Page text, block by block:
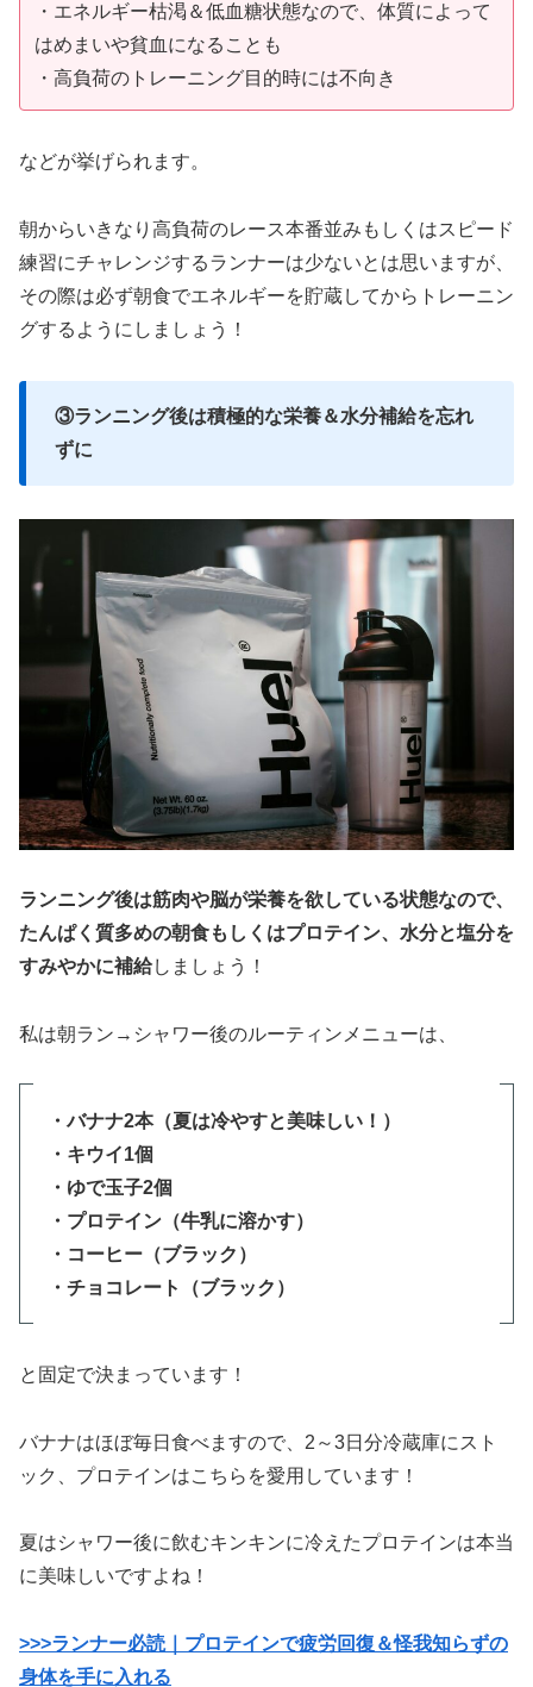
・エネルギー枯渇＆低血糖状態なので、体質によって
はめまいや貧血になることも
・高負荷のトレーニング目的時には不向き
などが挙げられます。
朝からいきなり高負荷のレース本番並みもしくはスピード
練習にチャレンジするランナーは少ないとは思いますが、
その際は必ず朝食でエネルギーを貯蔵してからトレーニン
グするようにしましょう！
③ランニング後は積極的な栄養＆水分補給を忘れ
ずに
ランニング後は筋肉や脳が栄養を欲している状態なので、
たんぱく質多めの朝食もしくはプロテイン、水分と塩分を
すみやかに補給しましょう！
私は朝ラン→シャワー後のルーティンメニューは、
・バナナ2本（夏は冷やすと美味しい！）
・キウイ1個
・ゆで玉子2個
・プロテイン（牛乳に溶かす）
・コーヒー（ブラック）
・チョコレート（ブラック）
と固定で決まっています！
バナナはほぼ毎日食べますので、2～3日分冷蔵庫にスト
ック、プロテインはこちらを愛用しています！
夏はシャワー後に飲むキンキンに冷えたプロテインは本当
に美味しいですよね！
>>>ランナー必読｜プロテインで疲労回復＆怪我知らずの
身体を手に入れる